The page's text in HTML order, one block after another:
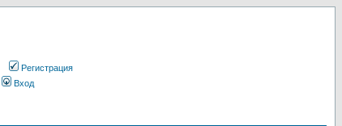
Регистрация
Вход